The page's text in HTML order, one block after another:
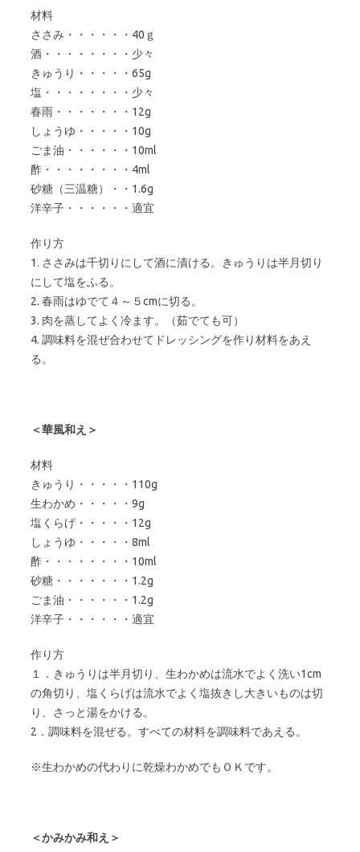
材料
ささみ・・・・・・40ｇ
酒・・・・・・・・少々
きゅうり・・・・・65g
塩・・・・・・・・少々
春雨・・・・・・・12g
しょうゆ・・・・・10g
ごま油・・・・・・10ml
酢・・・・・・・・4ml
砂糖（三温糖）・・1.6g
洋辛子・・・・・・適宜
作り方
1. ささみは千切りにして酒に漬ける。きゅうりは半月切り
にして塩をふる。
2. 春雨はゆでて４～５cmに切る。
3. 肉を蒸してよく冷ます。（茹でても可）
4. 調味料を混ぜ合わせてドレッシングを作り材料をあえ
る。
＜華風和え＞
材料
きゅうり・・・・・110g
生わかめ・・・・・9g
塩くらげ・・・・・12g
しょうゆ・・・・・8ml
酢・・・・・・・・10ml
砂糖・・・・・・・1.2g
ごま油・・・・・・1.2g
洋辛子・・・・・・適宜
作り方
１．きゅうりは半月切り、生わかめは流水でよく洗い1cm
の角切り、塩くらげは流水でよく塩抜きし大きいものは切
り、さっと湯をかける。
2．調味料を混ぜる。すべての材料を調味料であえる。
※生わかめの代わりに乾燥わかめでもＯＫです。
＜かみかみ和え＞